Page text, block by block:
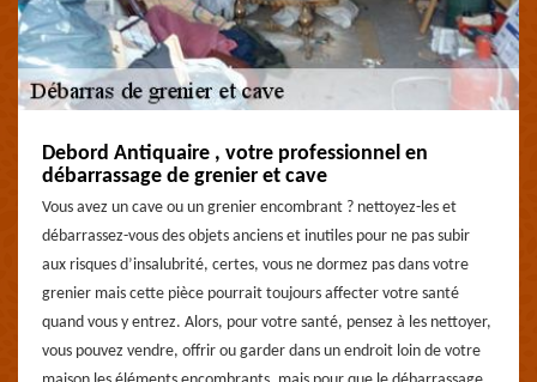
Debord Antiquaire , votre professionnel en
débarrassage de grenier et cave
Vous avez un cave ou un grenier encombrant ? nettoyez-les et
débarrassez-vous des objets anciens et inutiles pour ne pas subir
aux risques d’insalubrité, certes, vous ne dormez pas dans votre
grenier mais cette pièce pourrait toujours affecter votre santé
quand vous y entrez. Alors, pour votre santé, pensez à les nettoyer,
vous pouvez vendre, offrir ou garder dans un endroit loin de votre